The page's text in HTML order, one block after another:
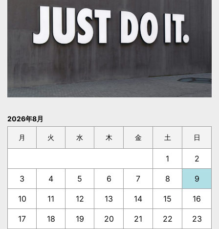
2026年8月
月 火 水 木 金 土 日
1 2
3 4 5 6 7 8 9
10 11 12 13 14 15 16
17 18 19 20 21 22 23